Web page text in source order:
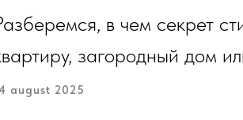
в чем секрет
загородный дом
august 2025